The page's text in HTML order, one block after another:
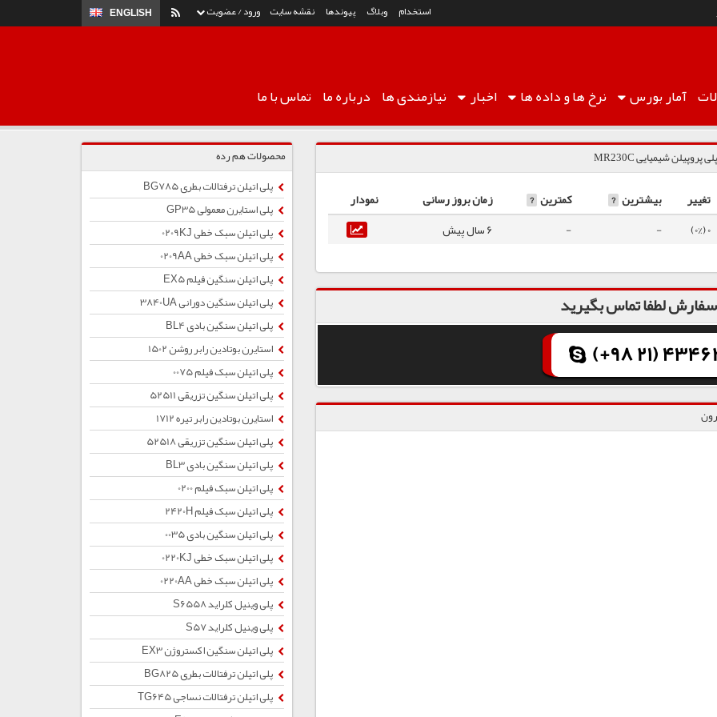
ورود / عضویت ENGLISH استخدام وبلاگ پیوندها نقشه سایت
آماربورس نرخ هاو داده ها اخبار نیازمندی ها درباره ما تماس با ما
پلی پروپیلن شیمیایی MR230C
تغییر بیشترین ? کمترین ? زمان بروز رسانی
نمودار
0 (0%)
-
- 6 سال پیش
لطفا تماس بگیرید
(+98 21)
محصولات هم رده
پلی اتیلن ترفتالات بطری BG785
پلی استایرن معمولی GP35
پلی اتیلن سبک خطی 0209KJ
پلی اتیلن سبک خطی 0209AA
پلی اتیلن سنگین فیلم EX5
پلی اتیلن سنگین دورانی 3840UA
پلی اتیلن سنگین بادی BL4
استایرن بوتادین رابر روشن 1502
پلی اتیلن سبک فیلم 0075
پلی اتیلن سنگین تزریقی 52511
استایرن بوتادین رابر تیره 1712
پلی اتیلن سنگین تزریقی 52518
پلی اتیلن سنگین بادی BL3
پلی اتیلن سبک فیلم 0200
پلی اتیلن سبک فیلم 2420H
پلی اتیلن سنگین بادی 0035
پلی اتیلن سبک خطی 0220KJ
پلی اتیلن سبک خطی 0220AA
پلی وینیل کلراید S6558
پلی وینیل کلراید S57
پلی اتیلن سنگین اکستروژن EX3
پلی اتیلن ترفتالات بطری BG825
پلی اتیلن ترفتالات نساجی TG645